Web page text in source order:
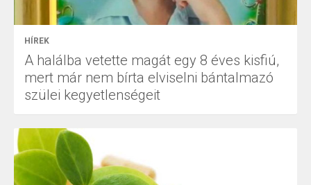
HÍREK
A halálba vetette magát egy 8 éves kisfiú,
mert már nem bírta elviselni bántalmazó
szülei kegyetlenségeit